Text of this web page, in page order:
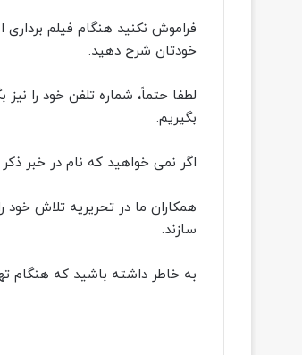
فراموش نکنید هنگام فیلم
خودتان شرح دهید.
لطفا حتماً، شماره تلفن خود را
بگیریم.
اگر نمی خواهید که نام در خبر
همکاران ما در تحریریه تلاش خود
سازند.
به خاطر داشته باشید که هنگام